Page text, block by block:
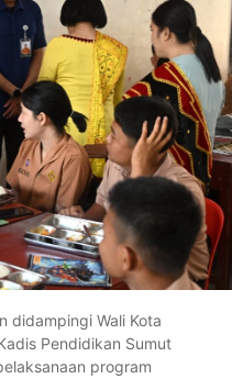
didampingi Wali Kota
Pendidikan Sumut
program